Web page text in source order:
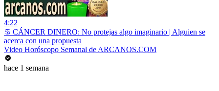
4:22
♋ CÁNCER DINERO: No protejas algo imaginario | Alguien se
acerca con una propuesta
Video Horóscopo Semanal de ARCANOS.COM
hace 1 semana